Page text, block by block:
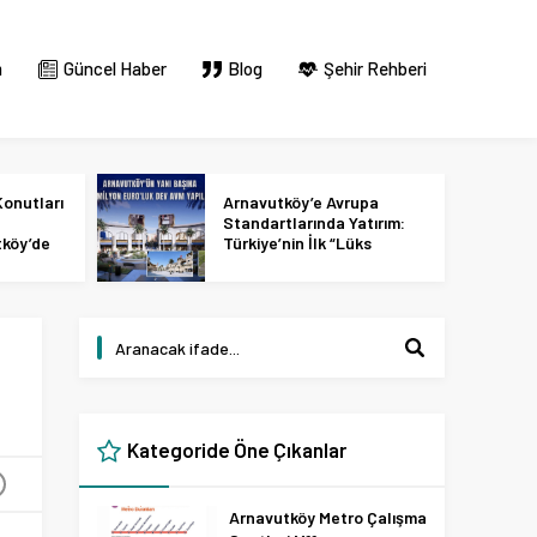
Güncel Haber Blog Şehir Rehberi
Arnavutköy’e Avrupa
Standartlarında Yatırım:
Türkiye’nin İlk “Lüks
Kategoride Öne Çıkanlar
Arnavutköy Metro Çalışma